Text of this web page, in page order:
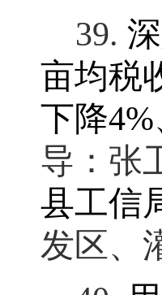
39.
亩均税
下降4%
导：张
县工信
发区、